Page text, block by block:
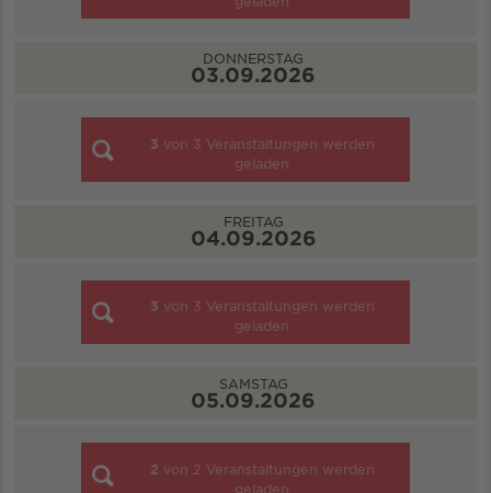
DONNERSTAG
03.09.2026
3 von 3 Veranstaltungen werden
geladen
FREITAG
04.09.2026
3 von 3 Veranstaltungen werden
geladen
SAMSTAG
05.09.2026
2 von 2 Veranstaltungen werden
geladen